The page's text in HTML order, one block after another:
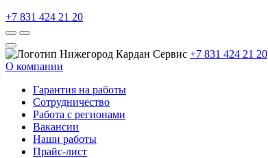
+7 831 424 21 20
+7 831 424 21 20
О компании
Гарантия на работы
Сотрудничество
Работа с регионами
Вакансии
Наши работы
Прайс-лист